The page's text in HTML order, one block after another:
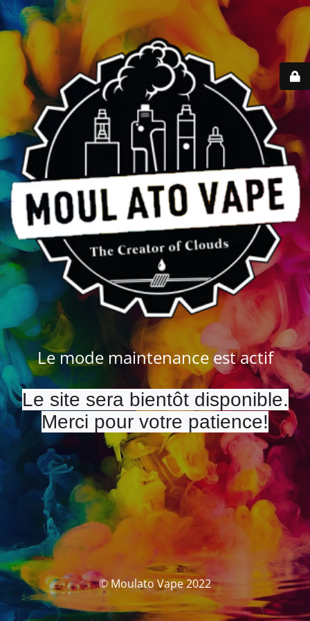
Le mode maintenance est actif
Le site sera bientôt disponible.
Merci pour votre patience!
© Moulato Vape 2022